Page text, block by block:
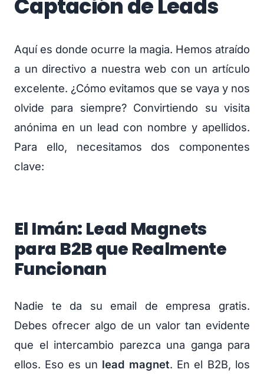
Captación de Leads
Aquí es donde ocurre la magia. Hemos atraído
a un directivo a nuestra web con un artículo
excelente. ¿Cómo evitamos que se vaya y nos
olvide para siempre? Convirtiendo su visita
anónima en un lead con nombre y apellidos.
Para ello, necesitamos dos componentes
clave:
El Imán: Lead Magnets
para B2B que Realmente
Funcionan
Nadie te da su email de empresa gratis.
Debes ofrecer algo de un valor tan evidente
que el intercambio parezca una ganga para
ellos. Eso es un lead magnet. En el B2B, los